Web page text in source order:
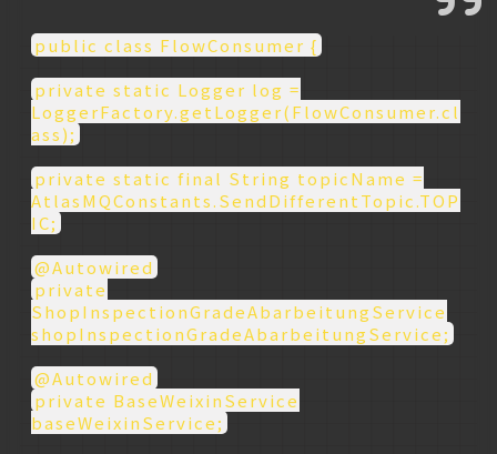
public class FlowConsumer {
private static Logger log =
LoggerFactory.getLogger(FlowConsumer.cl
ass);
private static final String topicName =
AtlasMQConstants.SendDifferentTopic.TOP
IC;
@Autowired
private
ShopInspectionGradeAbarbeitungService
shopInspectionGradeAbarbeitungService;
@Autowired
private BaseWeixinService
baseWeixinService;